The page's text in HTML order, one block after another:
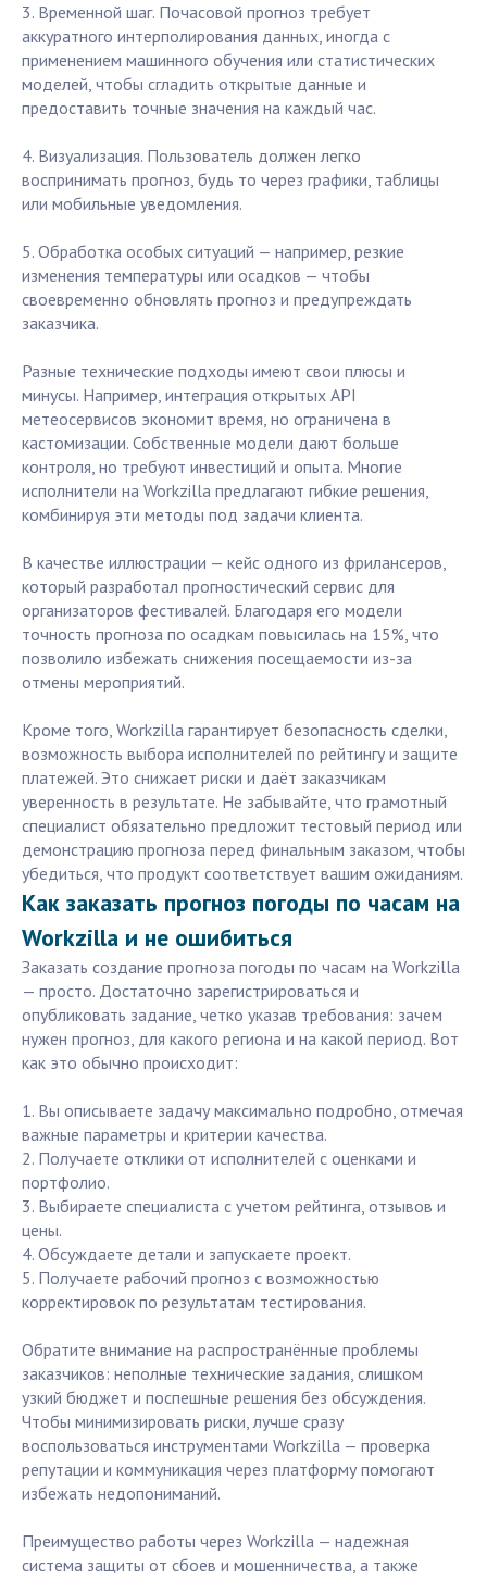
3. Временной шаг. Почасовой прогноз требует
аккуратного интерполирования данных, иногда с
применением машинного обучения или статистических
моделей, чтобы сгладить открытые данные и
предоставить точные значения на каждый час.
4. Визуализация. Пользователь должен легко
воспринимать прогноз, будь то через графики, таблицы
или мобильные уведомления.
5. Обработка особых ситуаций — например, резкие
изменения температуры или осадков — чтобы
своевременно обновлять прогноз и предупреждать
заказчика.
Разные технические подходы имеют свои плюсы и
минусы. Например, интеграция открытых API
метеосервисов экономит время, но ограничена в
кастомизации. Собственные модели дают больше
контроля, но требуют инвестиций и опыта. Многие
исполнители на Workzilla предлагают гибкие решения,
комбинируя эти методы под задачи клиента.
В качестве иллюстрации — кейс одного из фрилансеров,
который разработал прогностический сервис для
организаторов фестивалей. Благодаря его модели
точность прогноза по осадкам повысилась на 15%, что
позволило избежать снижения посещаемости из-за
отмены мероприятий.
Кроме того, Workzilla гарантирует безопасность сделки,
возможность выбора исполнителей по рейтингу и защите
платежей. Это снижает риски и даёт заказчикам
уверенность в результате. Не забывайте, что грамотный
специалист обязательно предложит тестовый период или
демонстрацию прогноза перед финальным заказом, чтобы
убедиться, что продукт соответствует вашим ожиданиям.
Как заказать прогноз погоды по часам на
Workzilla и не ошибиться
Заказать создание прогноза погоды по часам на Workzilla
— просто. Достаточно зарегистрироваться и
опубликовать задание, четко указав требования: зачем
нужен прогноз, для какого региона и на какой период. Вот
как это обычно происходит:
1. Вы описываете задачу максимально подробно, отмечая
важные параметры и критерии качества.
2. Получаете отклики от исполнителей с оценками и
портфолио.
3. Выбираете специалиста с учетом рейтинга, отзывов и
цены.
4. Обсуждаете детали и запускаете проект.
5. Получаете рабочий прогноз с возможностью
корректировок по результатам тестирования.
Обратите внимание на распространённые проблемы
заказчиков: неполные технические задания, слишком
узкий бюджет и поспешные решения без обсуждения.
Чтобы минимизировать риски, лучше сразу
воспользоваться инструментами Workzilla — проверка
репутации и коммуникация через платформу помогают
избежать недопониманий.
Преимущество работы через Workzilla — надежная
система защиты от сбоев и мошенничества, а также